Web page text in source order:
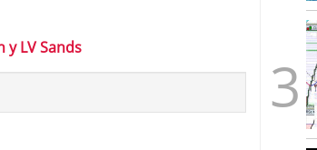
y LV Sands